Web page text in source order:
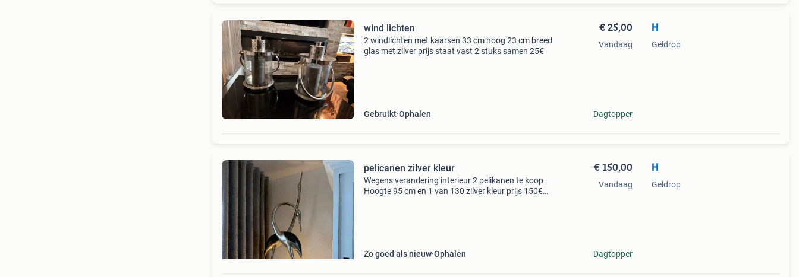
wind lichten
2 windlichten met kaarsen 33 cm hoog 23 cm breed
glas met zilver prijs staat vast 2 stuks samen 25€
Gebruikt Ophalen
€ 25,00
Vandaag
Dagtopper
H
Geldrop
pelicanen zilver kleur
Wegens verandering interieur 2 pelikanen te koop .
Hoogte 95 cm en 1 van 130 zilver kleur prijs 150€
Zo goed als nieuw Ophalen
€ 150,00
Vandaag
Dagtopper
H
Geldrop